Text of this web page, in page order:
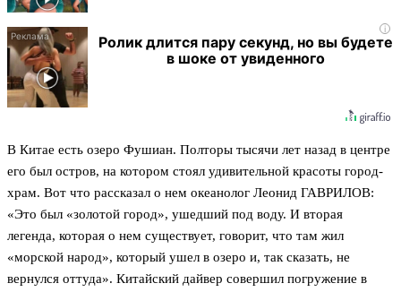
i
Ролик длится пару секунд, но вы будете
в шоке от увиденного
В Китае есть озеро Фушиан. Полторы тысячи лет назад в центре
его был остров, на котором стоял удивительной красоты город-
храм. Вот что рассказал о нем океанолог Леонид ГАВРИЛОВ:
«Это был «золотой город», ушедший под воду. И вторая
легенда, которая о нем существует, говорит, что там жил
«морской народ», который ушел в озеро и, так сказать, не
вернулся оттуда». Китайский дайвер совершил погружение в